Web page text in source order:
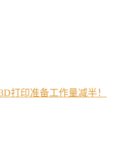
打印准备工作量减半！